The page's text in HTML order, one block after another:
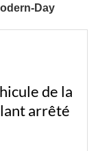
de la
arrêté